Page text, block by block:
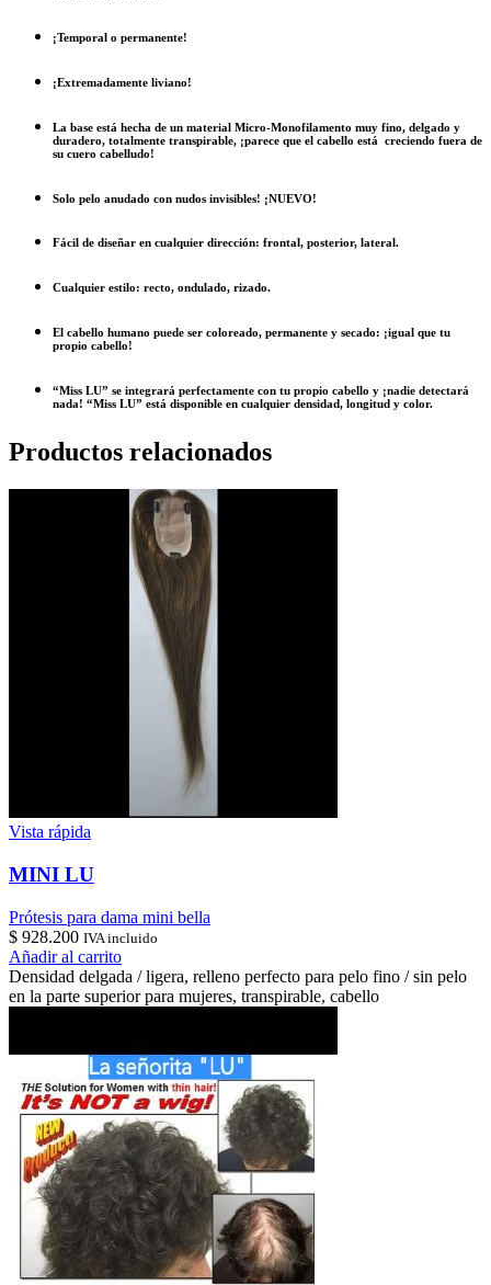
¡Temporal o permanente!
¡Extremadamente liviano!
La base está hecha de un material Micro-Monofilamento muy fino, delgado y
duradero, totalmente transpirable, ¡parece que el cabello está creciendo fuera de
su cuero cabelludo!
Solo pelo anudado con nudos invisibles! ¡NUEVO!
Fácil de diseñar en cualquier dirección: frontal, posterior, lateral.
Cualquier estilo: recto, ondulado, rizado.
El cabello humano puede ser coloreado, permanente y secado: ¡igual que tu
propio cabello!
“Miss LU” se integrará perfectamente con tu propio cabello y ¡nadie detectará
nada! “Miss LU” está disponible en cualquier densidad, longitud y color.
Productos relacionados
Vista rápida
MINI LU
Prótesis para dama mini bella
$ 928.200 IVA incluido
Añadir al carrito
Densidad delgada / ligera, relleno perfecto para pelo fino / sin pelo
en la parte superior para mujeres, transpirable, cabello